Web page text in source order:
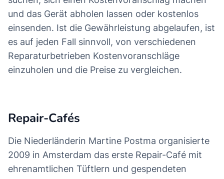
und das Gerät abholen lassen oder kostenlos
einsenden. Ist die Gewährleistung abgelaufen, ist
es auf jeden Fall sinnvoll, von verschiedenen
Reparaturbetrieben Kostenvoranschläge
einzuholen und die Preise zu vergleichen.
Repair-Cafés
Die Niederländerin Martine Postma organisierte
2009 in Amsterdam das erste Repair-Café mit
ehrenamtlichen Tüftlern und gespendeten